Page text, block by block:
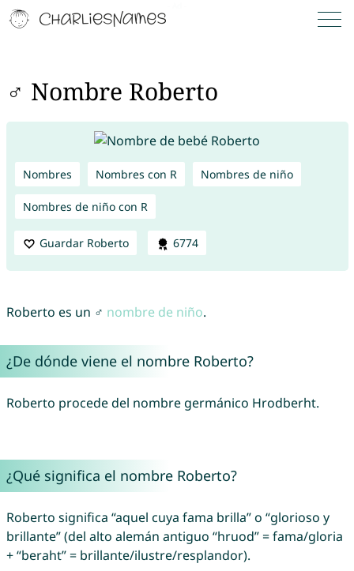
♂ Nombre Roberto
Nombres Nombres con R Nombres de niño
Nombres de niño con R
Guardar Roberto 6774
Roberto es un ♂ nombre de niño.
¿De dónde viene el nombre Roberto?
Roberto procede del nombre germánico Hrodberht.
¿Qué significa el nombre Roberto?
Roberto significa “aquel cuya fama brilla” o “glorioso y
brillante” (del alto alemán antiguo “hruod” = fama/gloria
+ “beraht” = brillante/ilustre/resplandor).